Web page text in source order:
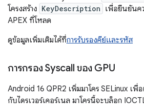
โครงสร้าง KeyDescription เพื่อยืนยันค
APEX ที่โหลด
ดูข้อมูลเพิ่มเติมได้ที่การรับรองคีย์และรหัส
การกรอง Syscall ของ GPU
Android 16 QPR2 เพิ่มมาโคร SELinux เพื่
กับไดรเวอร์เคอร์เนล มาโครนี้จะบล็อก